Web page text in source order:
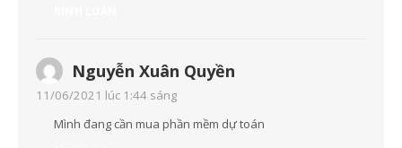
Nguyễn Xuân Quyền
11/06/2021 lúc 1:44 sáng
Mình đang cần mua phần mềm dự toán